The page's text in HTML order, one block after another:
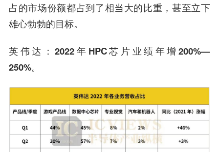
占的市场份额都占到了相当大的比重，甚至立下
雄心勃勃的目标。
英伟达：2022年HPC芯片业绩年增200%—
250%。